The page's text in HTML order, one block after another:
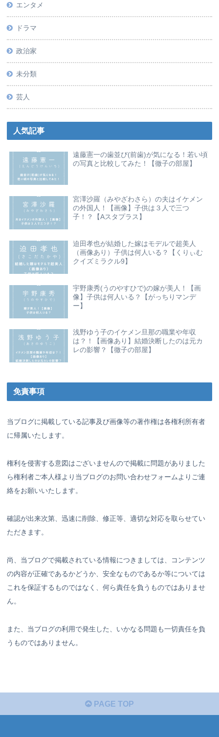
エンタメ
ドラマ
政治家
未分類
芸人
人気記事
遠藤憲一の歯並び(前歯)が気になる！若い頃
の写真と比較してみた！【徹子の部屋】
宮澤沙羅（みやざわさら）の夫はイケメン
の外国人！【画像】子供は３人で三つ
子！？【Aスタプラス】
迫田孝也が結婚した嫁はモデルで超美人
（画像あり）子供は何人いる？【くりぃむ
クイズミラクル9】
宇野康秀(うのやすひで)の嫁が美人！【画
像】子供は何人いる？【がっちりマンデ
ー】
浅野ゆう子のイケメン旦那の職業や年収
は？！【画像あり】結婚決断したのは元カ
レの影響？【徹子の部屋】
免責事項
当ブログに掲載している記事及び画像等の著作権は各権利所有者
に帰属いたします。
権利を侵害する意図はございませんので掲載に問題がありました
ら権利者ご本人様より当ブログのお問い合わせフォームよりご連
絡をお願いいたします。
確認が出来次第、迅速に削除、修正等、適切な対応を取らせてい
ただきます。
尚、当ブログで掲載されている情報につきましては、コンテンツ
の内容が正確であるかどうか、安全なものであるか等については
これを保証するものではなく、何ら責任を負うものではありませ
ん。
また、当ブログの利用で発生した、いかなる問題も一切責任を負
うものではありません。
PAGE TOP